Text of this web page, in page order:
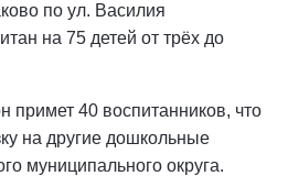
по ул. Василия
на 75 детей от трёх до
примет 40 воспитанников, что
на другие дошкольные
муниципального округа.